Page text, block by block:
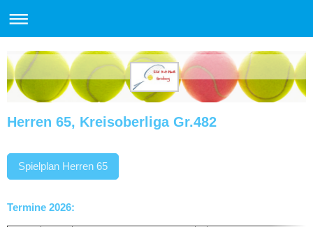
Herren 65, Kreisoberliga Gr.482
Spielplan Herren 65
Termine 2026: